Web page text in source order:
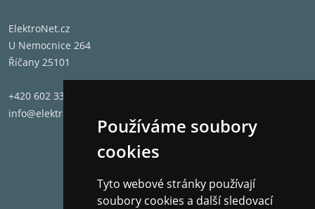
Používáme soubory
cookies
Tyto webové stránky používají
soubory cookies a další sledovací
ElektroNet.cz
U Nemocnice 264
Říčany 25101
+420 602 331 662
info@elektronet.cz